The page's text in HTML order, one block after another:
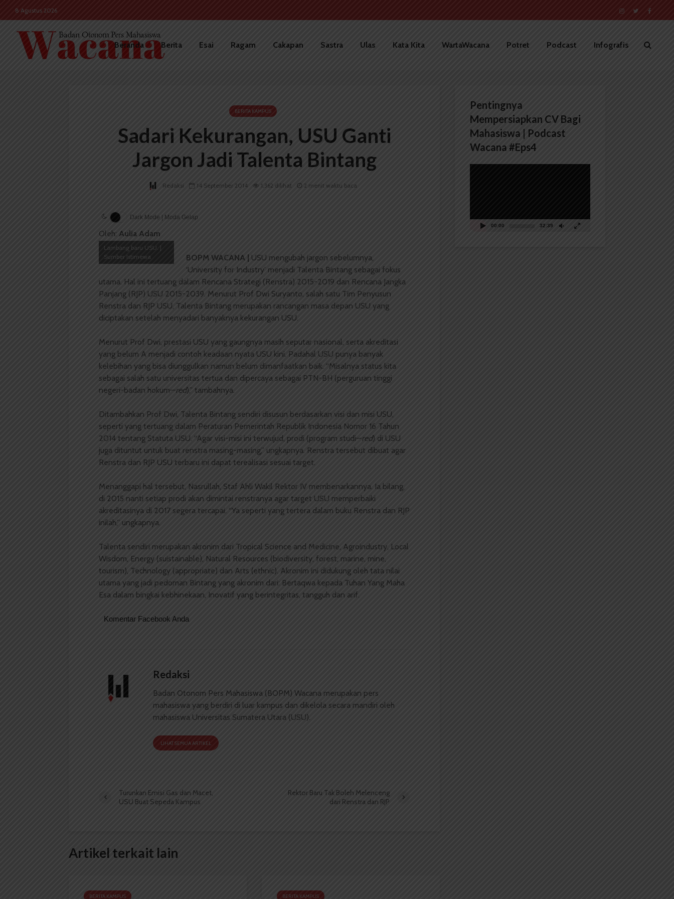
8 Agustus 2026
Beranda Berita Esai Ragam Cakapan Sastra Ulas Kata Kita WartaWacana Potret Podcast Infografis
BERITA KAMPUS
Sadari Kekurangan, USU Ganti
Jargon Jadi Talenta Bintang
Redaksi 14 September 2014 1,362 dilihat 2 menit waktu baca
Dark Mode | Moda Gelap
Oleh: Aulia Adam
Lambang baru USU. |
Sumber Istimewa
BOPM WACANA |
USU mengubah jargon sebelumnya,
‘University for Industry’ menjadi Talenta Bintang sebagai fokus
utama. Hal ini tertuang dalam Rencana Strategi (Renstra) 2015-2019 dan Rencana Jangka
Panjang (RJP) USU 2015-2039. Menurut Prof Dwi Suryanto, salah satu Tim Penyusun
Renstra dan RJP USU, Talenta Bintang merupakan rancangan masa depan USU yang
diciptakan setelah menyadari banyaknya kekurangan USU.
Menurut Prof Dwi, prestasi USU yang gaungnya masih seputar nasional, serta akreditasi
yang belum A menjadi contoh keadaan nyata USU kini. Padahal USU punya banyak
kelebihan yang bisa diunggulkan namun belum dimanfaatkan baik. “Misalnya status kita
sebagai salah satu universitas tertua dan dipercaya sebagai PTN-BH (perguruan tinggi
negeri-badan hokum—red),” tambahnya.
Ditambahkan Prof Dwi, Talenta Bintang sendiri disusun berdasarkan visi dan misi USU,
seperti yang tertuang dalam Peraturan Pemerintah Republik Indonesia Nomor 16 Tahun
2014 tentang Statuta USU. “Agar visi-misi ini terwujud, prodi (program studi—red) di USU
juga dituntut untuk buat renstra masing-masing,” ungkapnya. Renstra tersebut dibuat agar
Renstra dan RJP USU terbaru ini dapat terealisasi sesuai target.
Menanggapi hal tersebut, Nasrullah, Staf Ahli Wakil Rektor IV membenarkannya. Ia bilang,
di 2015 nanti setiap prodi akan dimintai renstranya agar target USU memperbaiki
akreditasinya di 2017 segera tercapai. “Ya seperti yang tertera dalam buku Renstra dan RJP
inilah,” ungkapnya.
Talenta sendiri merupakan akronim dari Tropical Science and Medicine, Agroindustry, Local
Wisdom, Energy (suistainable), Natural Resources (biodiversity, forest, marine, mine,
tourism), Technology (appropriate) dan Arts (ethnic). Akronim ini didukung oleh tata nilai
utama yang jadi pedoman Bintang yang akronim dari: Bertaqwa kepada Tuhan Yang Maha
Esa dalam bingkai kebhinekaan, Inovatif yang berintegritas, tangguh dan arif.
Komentar Facebook Anda
Redaksi
Badan Otonom Pers Mahasiswa (BOPM) Wacana merupakan pers
mahasiswa yang berdiri di luar kampus dan dikelola secara mandiri oleh
mahasiswa Universitas Sumatera Utara (USU).
LIHAT SEMUA ARTIKEL
Turunkan Emisi Gas dan Macet,
USU Buat Sepeda Kampus
Rektor Baru Tak Boleh Melenceng
dari Renstra dan RJP
Artikel terkait lain
BERITA KAMPUS BERITA KAMPUS
Pentingnya
Mempersiapkan CV Bagi
Mahasiswa | Podcast
Wacana #Eps4
00:00 32:39